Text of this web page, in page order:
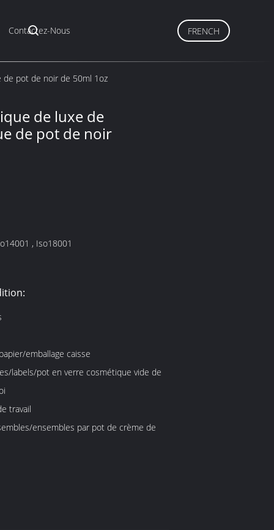
Contactez-Nous FRENCH
de pot de noir de 50ml 1oz
de luxe de
de pot de noir
, Iso14001 , Iso18001
emballage caisse
labels/pot en verre cosmétique vide de
travail
ensembles par pot de crème de